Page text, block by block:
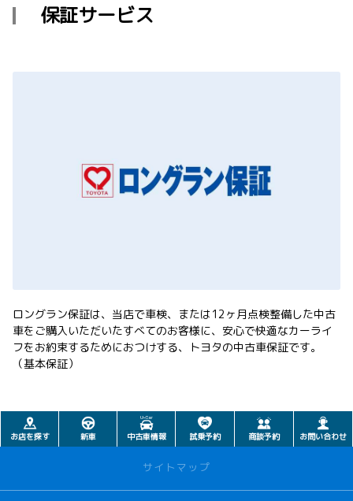
保証サービス
ロングラン保証は、当店で車検、または12ヶ月点検整備した中古
車をご購入いただいたすべてのお客様に、安心で快適なカーライ
フをお約束するためにおつけする、トヨタの中古車保証です。
（基本保証）
お店を探す 新車 中古車情報 試乗予約 商談予約 お問い合わせ
サイトマップ